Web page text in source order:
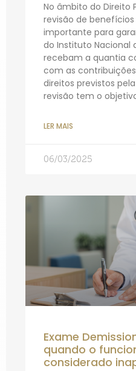
No âmbito do Direito
revisão de
importante para
do Instituto Nacional
recebam a quantia
com as
direitos previstos
revisão tem o
LER MAIS
06/03/2025
Exame
quando o
considerado